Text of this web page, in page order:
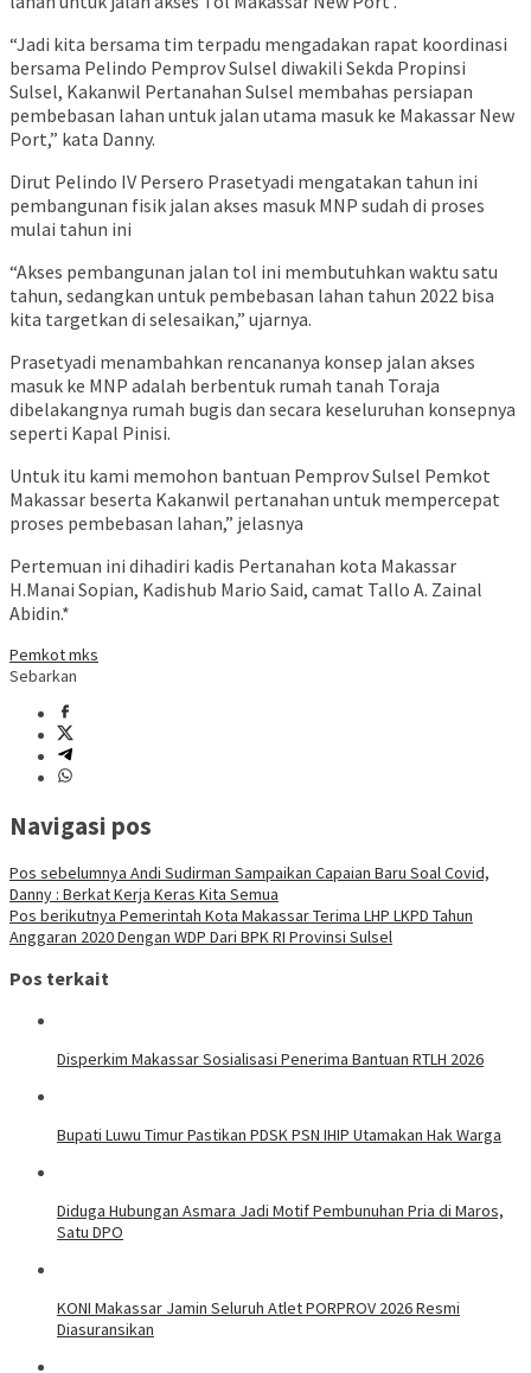
“Jadi kita bersama tim terpadu mengadakan rapat koordinasi
bersama Pelindo Pemprov Sulsel diwakili Sekda Propinsi
Sulsel, Kakanwil Pertanahan Sulsel membahas persiapan
pembebasan lahan untuk jalan utama masuk ke Makassar New
Port,” kata Danny.
Dirut Pelindo IV Persero Prasetyadi mengatakan tahun ini
pembangunan fisik jalan akses masuk MNP sudah di proses
mulai tahun ini
“Akses pembangunan jalan tol ini membutuhkan waktu satu
tahun, sedangkan untuk pembebasan lahan tahun 2022 bisa
kita targetkan di selesaikan,” ujarnya.
Prasetyadi menambahkan rencananya konsep jalan akses
masuk ke MNP adalah berbentuk rumah tanah Toraja
dibelakangnya rumah bugis dan secara keseluruhan konsepnya
seperti Kapal Pinisi.
Untuk itu kami memohon bantuan Pemprov Sulsel Pemkot
Makassar beserta Kakanwil pertanahan untuk mempercepat
proses pembebasan lahan,” jelasnya
Pertemuan ini dihadiri kadis Pertanahan kota Makassar
H.Manai Sopian, Kadishub Mario Said, camat Tallo A. Zainal
Abidin.*
Pemkot mks
Sebarkan
Navigasi pos
Pos sebelumnya Andi Sudirman Sampaikan Capaian Baru Soal Covid,
Danny : Berkat Kerja Keras Kita Semua
Pos berikutnya Pemerintah Kota Makassar Terima LHP LKPD Tahun
Anggaran 2020 Dengan WDP Dari BPK RI Provinsi Sulsel
Pos terkait
Disperkim Makassar Sosialisasi Penerima Bantuan RTLH 2026
Bupati Luwu Timur Pastikan PDSK PSN IHIP Utamakan Hak Warga
Diduga Hubungan Asmara Jadi Motif Pembunuhan Pria di Maros,
Satu DPO
KONI Makassar Jamin Seluruh Atlet PORPROV 2026 Resmi
Diasuransikan